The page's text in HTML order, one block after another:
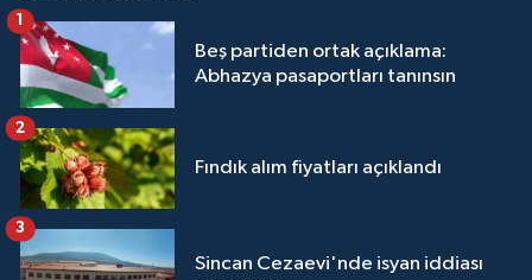
Beş partiden ortak açıklama:
Abhazya pasaportları tanınsın
1
Fındık alım fiyatları açıklandı
2
Sincan Cezaevi'nde isyan iddiası
3